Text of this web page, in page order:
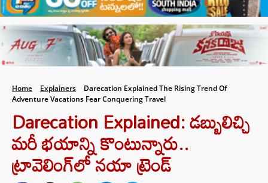
Home Explainers
Darecation Explained The Rising Trend Of
Adventure Vacations Fear Conquering Travel
Darecation Explained: డబ్బులిచ్చి
మరీ భయాన్ని కొంటున్నారు..
ట్రావెలింగ్‌లో నయా ట్రెండ్